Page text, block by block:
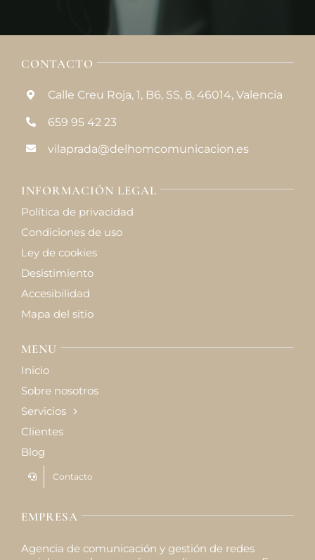
CONTACTO
Calle Creu Roja, 1, B6, SS, 8, 46014, Valencia
659 95 42 23
vilaprada@delhomcomunicacion.es
INFORMACIÓN LEGAL
Política de privacidad
Condiciones de uso
Ley de cookies
Desistimiento
Accesibilidad
Mapa del sitio
MENU
Inicio
Sobre nosotros
Servicios
Clientes
Blog
Contacto
EMPRESA
Agencia de comunicación y gestión de redes